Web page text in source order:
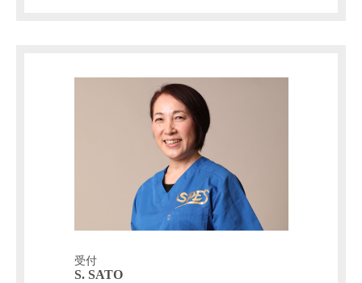
受付
S. SATO